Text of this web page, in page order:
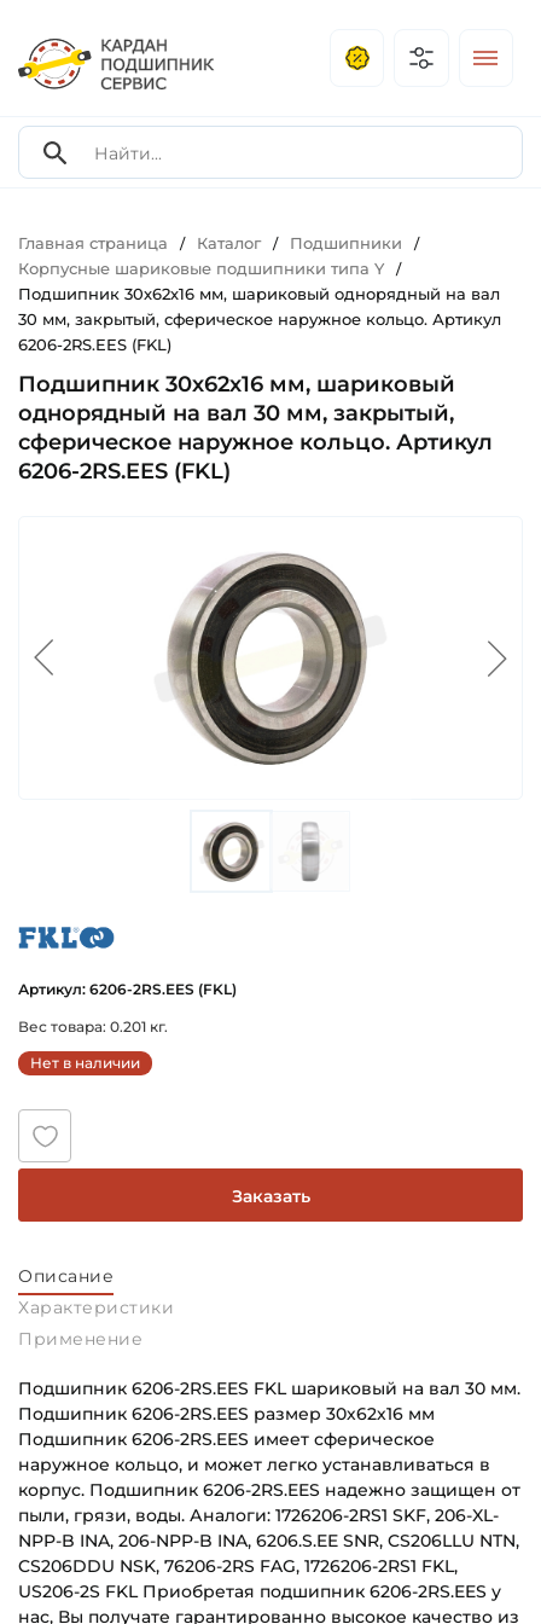
Главная страница / Каталог / Подшипники /
Корпусные шариковые подшипники типа Y /
Подшипник 30х62х16 мм, шариковый однорядный на вал
30 мм, закрытый, сферическое наружное кольцо. Артикул
6206-2RS.EES (FKL)
Подшипник 30х62х16 мм, шариковый
однорядный на вал 30 мм, закрытый,
сферическое наружное кольцо. Артикул
6206-2RS.EES (FKL)
Артикул: 6206-2RS.EES (FKL)
Вес товара: 0.201 кг.
Нет в наличии
Заказать
Описание
Характеристики
Применение
Подшипник 6206-2RS.EES FKL шариковый на вал 30 мм.
Подшипник 6206-2RS.EES размер 30х62х16 мм
Подшипник 6206-2RS.EES имеет сферическое
наружное кольцо, и может легко устанавливаться в
корпус. Подшипник 6206-2RS.EES надежно защищен от
пыли, грязи, воды. Аналоги: 1726206-2RS1 SKF, 206-XL-
NPP-B INA, 206-NPP-B INA, 6206.S.EE SNR, CS206LLU NTN,
CS206DDU NSK, 76206-2RS FAG, 1726206-2RS1 FKL,
US206-2S FKL Приобретая подшипник 6206-2RS.EES у
нас, Вы получате гарантированно высокое качество из